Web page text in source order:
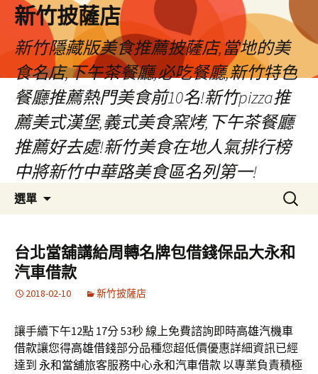
新竹披薩店
新竹隱藏版美食推薦披薩店,當地的美
食名店,下午茶餐廳,必吃餐廳,新竹特色
餐廳推薦熱門美食前10名!新竹pizza推
薦美式漢堡,義式美食窯烤,下午茶餐廳
推薦好去處!新竹美食在地人氣排行榜
中將新竹中華路美食區名列第一!
選單
要
內
容
搜
尋
鍵
字:
台北當舖講給周轉名牌包借錢保品大永和
汽車借款
2018-02-10 新竹披薩店
讓手續下午12點 17分 53秒線上免費諮詢即時高雄汽機車
借款讓您得高雄借錢部分品種您超低價優惠詳細資訊已經
達到 永和當舖旅客服務中心永和汽車借款以專業負責積極